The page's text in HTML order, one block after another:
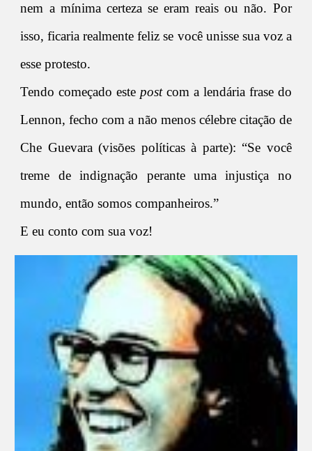
nem a mínima certeza se eram reais ou não. Por
isso, ficaria realmente feliz se você unisse sua voz a
esse protesto.
Tendo começado estepostcom a lendária frase do
Lennon, fecho com a não menos célebre citação de
Che Guevara (visões políticas à parte): “Se você
treme de indignação perante uma injustiça no
mundo, então somos companheiros.”
E eu conto com sua voz!